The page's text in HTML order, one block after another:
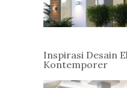
Inspirasi Desain
Kontemporer